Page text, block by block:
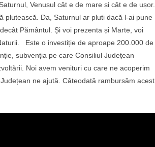
Venusul cât e de mare și cât e de ușor.
plutească. Da, Saturnul ar pluti dacă l-ai pune
Pământul. Și voi prezenta și Marte, voi
Este o investiție de aproape 200.000 de
subvenția pe care Consiliul Județean
Noi avem venituri cu care ne acoperim
ne ajută. Câteodată rambursăm acest